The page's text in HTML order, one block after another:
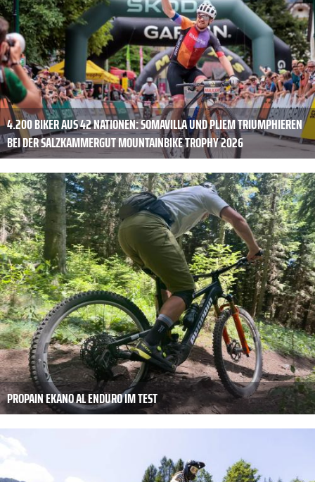
4.200 BIKER AUS 42 NATIONEN: SOMAVILLA UND PLIEM TRIUMPHIEREN
BEI DER SALZKAMMERGUT MOUNTAINBIKE TROPHY 2026
PROPAIN EKANO AL ENDURO IM TEST